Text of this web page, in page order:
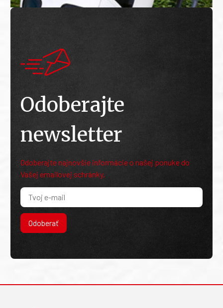
Odoberajte
newsletter
Odoberajte najnovšie informácie o našej ponuke do
Vašej emailovej schránky.
Odoberať